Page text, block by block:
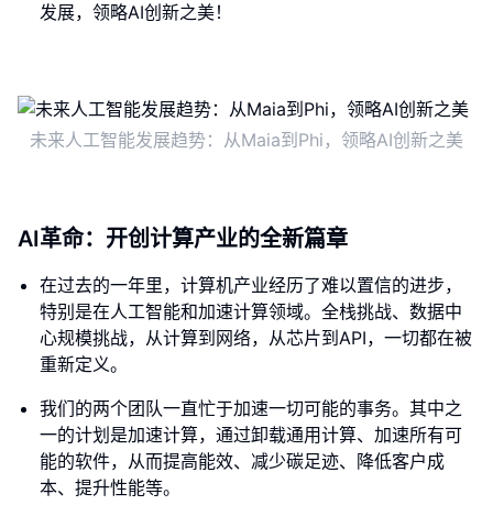
发展，领略AI创新之美！
未来人工智能发展趋势：从Maia到Phi，领略AI创新之美
AI革命：开创计算产业的全新篇章
在过去的一年里，计算机产业经历了难以置信的进步，
特别是在人工智能和加速计算领域。全栈挑战、数据中
心规模挑战，从计算到网络，从芯片到API，一切都在被
重新定义。
我们的两个团队一直忙于加速一切可能的事务。其中之
一的计划是加速计算，通过卸载通用计算、加速所有可
能的软件，从而提高能效、减少碳足迹、降低客户成
本、提升性能等。